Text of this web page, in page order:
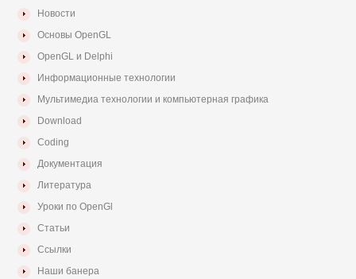
Новости
Основы OpenGL
OpenGL и Delphi
Информационные технологии
Мультимедиа технологии и компьютерная графика
Download
Coding
Документация
Литература
Уроки по OpenGl
Статьи
Ссылки
Наши банера